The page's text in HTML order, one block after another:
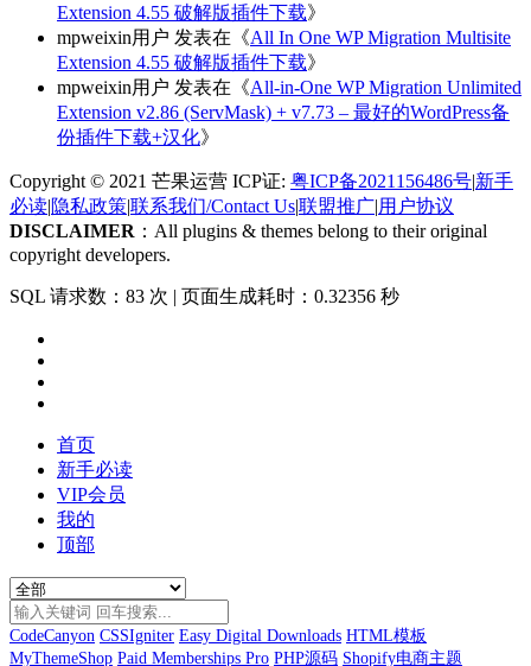
Extension 4.55 破解版插件下载》
mpweixin用户 发表在《All In One WP Migration Multisite
Extension 4.55 破解版插件下载》
mpweixin用户 发表在《All-in-One WP Migration Unlimited
Extension v2.86 (ServMask) + v7.73 – 最好的WordPress备
份插件下载+汉化》
Copyright © 2021 芒果运营 ICP证: 粤ICP备2021156486号|新手
必读|隐私政策|联系我们/Contact Us|联盟推广|用户协议
DISCLAIMER ：All plugins & themes belong to their original
copyright developers.
SQL 请求数：83 次 | 页面生成耗时：0.32356 秒
首页
新手必读
VIP会员
我的
顶部
CodeCanyon CSSIgniter Easy Digital Downloads HTML模板
MyThemeShop Paid Memberships Pro PHP源码 Shopify电商主题